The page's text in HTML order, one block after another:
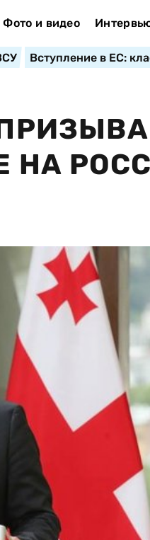
Фото и видео
Вступление в ЕС:
НА